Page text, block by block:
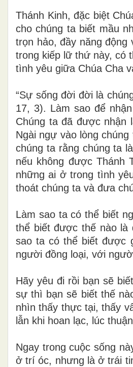
Thánh Kinh, đặc biệt
cho chúng ta biết mầu
trọn hảo, đầy năng
trong kiếp lữ thứ này, có
tình yêu giữa Chúa Cha
“Sự sống đời đời là
17, 3). Làm sao để
Chúng ta đã được nhận
Ngài ngự vào lòng
chúng ta rằng chúng ta
nếu không được Thánh
những ai ở trong tình
thoát chúng ta và đưa
Làm sao ta có thể biết
thể biết được thế nào là
sao ta có thể biết được
người đồng loại, với
Hãy yêu đi rồi bạn sẽ
sự thì bạn sẽ biết thế
nhìn thấy thực tại, thấy
lẫn khi hoan lạc, lúc
Ngay trong cuộc sống
ở trí óc, nhưng là ở trái